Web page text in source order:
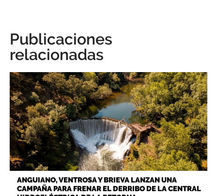
Publicaciones
relacionadas
ANGUIANO, VENTROSA Y BRIEVA LANZAN UNA
CAMPAÑA PARA FRENAR EL DERRIBO DE LA CENTRAL